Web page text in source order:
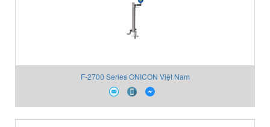
F-2700 Series ONICON Việt Nam